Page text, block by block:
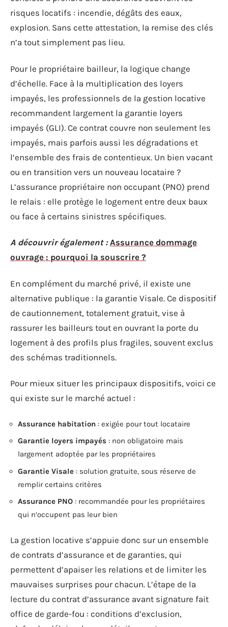
risques locatifs : incendie, dégâts des eaux,
explosion. Sans cette attestation, la remise des clés
n’a tout simplement pas lieu.
Pour le propriétaire bailleur, la logique change
d’échelle. Face à la multiplication des loyers
impayés, les professionnels de la gestion locative
recommandent largement la garantie loyers
impayés (GLI). Ce contrat couvre non seulement les
impayés, mais parfois aussi les dégradations et
l’ensemble des frais de contentieux. Un bien vacant
ou en transition vers un nouveau locataire ?
L’assurance propriétaire non occupant (PNO) prend
le relais : elle protège le logement entre deux baux
ou face à certains sinistres spécifiques.
A découvrir également : Assurance dommage
ouvrage : pourquoi la souscrire ?
En complément du marché privé, il existe une
alternative publique : la garantie Visale. Ce dispositif
de cautionnement, totalement gratuit, vise à
rassurer les bailleurs tout en ouvrant la porte du
logement à des profils plus fragiles, souvent exclus
des schémas traditionnels.
Pour mieux situer les principaux dispositifs, voici ce
qui existe sur le marché actuel :
Assurance habitation : exigée pour tout locataire
Garantie loyers impayés : non obligatoire mais
largement adoptée par les propriétaires
Garantie Visale : solution gratuite, sous réserve de
remplir certains critères
Assurance PNO : recommandée pour les propriétaires
qui n’occupent pas leur bien
La gestion locative s’appuie donc sur un ensemble
de contrats d’assurance et de garanties, qui
permettent d’apaiser les relations et de limiter les
mauvaises surprises pour chacun. L’étape de la
lecture du contrat d’assurance avant signature fait
office de garde-fou : conditions d’exclusion,